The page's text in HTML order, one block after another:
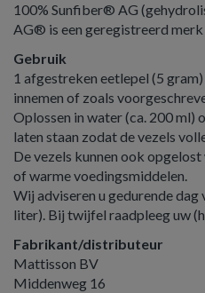
100% Sunfiber® AG
AG® is een geregistreerd merk
Gebruik
1 afgestreken eetlepel (5
innemen of zoals
Oplossen in water (ca. 200 ml)
laten staan zodat de vezels
De vezels kunnen ook
of warme voedingsmiddelen.
Wij adviseren u gedurende
liter). Bij twijfel raadpleeg uw
Fabrikant/distributeur
Mattisson BV
Middenweg 16